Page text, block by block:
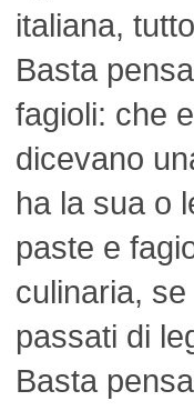
italiana,
Basta
fagioli: che
dicevano
ha la sua o
paste e
culinaria,
passati di
Basta